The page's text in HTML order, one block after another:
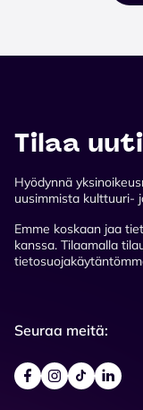
Tilaa
Hyödynnä
uusimmista kulttuuri-
Emme koskaan jaa
kanssa. Tilaamalla
Seuraa meitä: